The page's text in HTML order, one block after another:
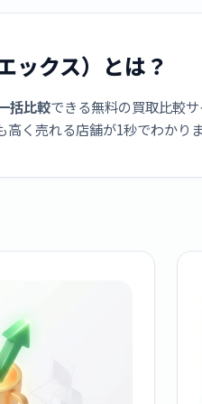
ックス）とは？
括比較できる無料の買取比較サ
く売れる店舗が1秒でわかりま